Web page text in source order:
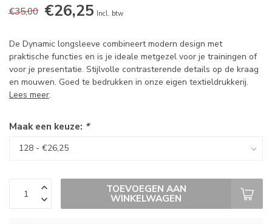
€35,00 €26,25 Incl. btw
De Dynamic longsleeve combineert modern design met
praktische functies en is je ideale metgezel voor je trainingen of
voor je presentatie. Stijlvolle contrasterende details op de kraag
en mouwen. Goed te bedrukken in onze eigen textieldrukkerij.
Lees meer.
Maak een keuze: *
TOEVOEGEN AAN
WINKELWAGEN